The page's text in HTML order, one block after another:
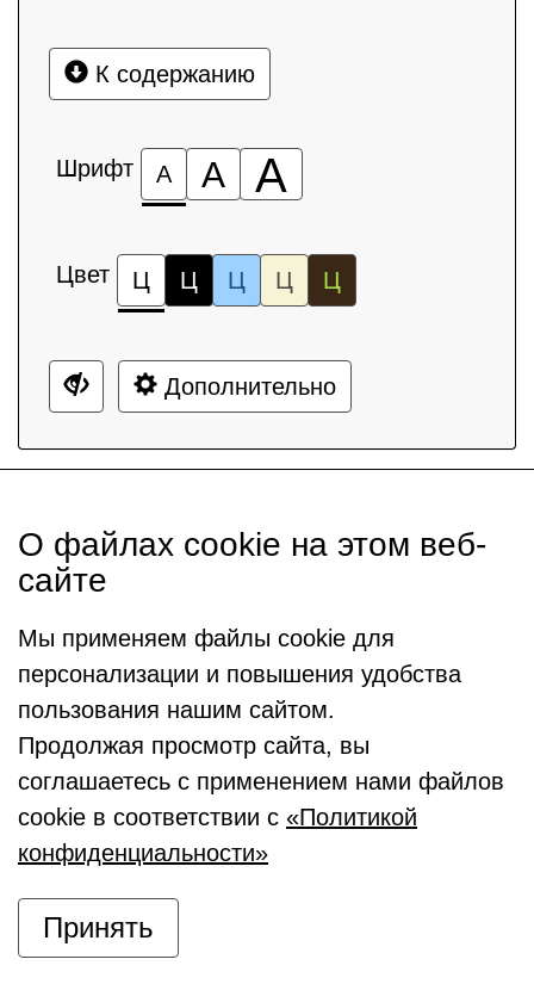
К содержанию
Шрифт А А А
Цвет Ц Ц Ц Ц Ц
Дополнительно
О файлах cookie на этом веб-
сайте
Мы применяем файлы cookie для
персонализации и повышения удобства
пользования нашим сайтом.
Продолжая просмотр сайта, вы
соглашаетесь с применением нами файлов
cookie в соответствии с «Политикой
конфиденциальности»
Принять